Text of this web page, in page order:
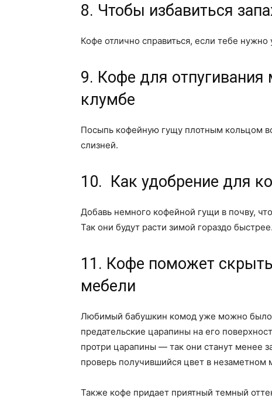
8. Чтобы избавиться
Кофе отлично справиться, если тебе нужно
9. Кофе для
клумбе
Посыпь кофейную гущу плотным кольцом
слизней.
10. Как удобрение для
Добавь немного кофейной гущи в почву,
Так они будут расти зимой гораздо быстрее.
11. Кофе поможет
мебели
Любимый бабушкин комод уже можно было
предательские царапины на его
протри царапины — так они станут менее
проверь получившийся цвет в незаметном
Также кофе придает приятный темный